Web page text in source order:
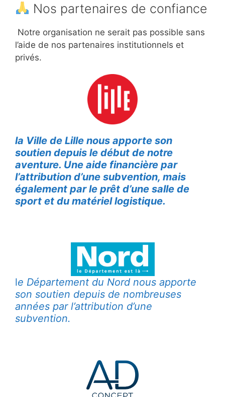
Nos partenaires de confiance
Notre organisation ne serait pas possible sans
l’aide de nos partenaires institutionnels et
privés.
la Ville de Lille nous apporte son
soutien depuis le début de notre
aventure. Une aide financière par
l’attribution d’une subvention, mais
également par le prêt d’une salle de
sport et du matériel logistique.
le Département du Nord nous apporte
son soutien depuis de nombreuses
années par l’attribution d’une
subvention.